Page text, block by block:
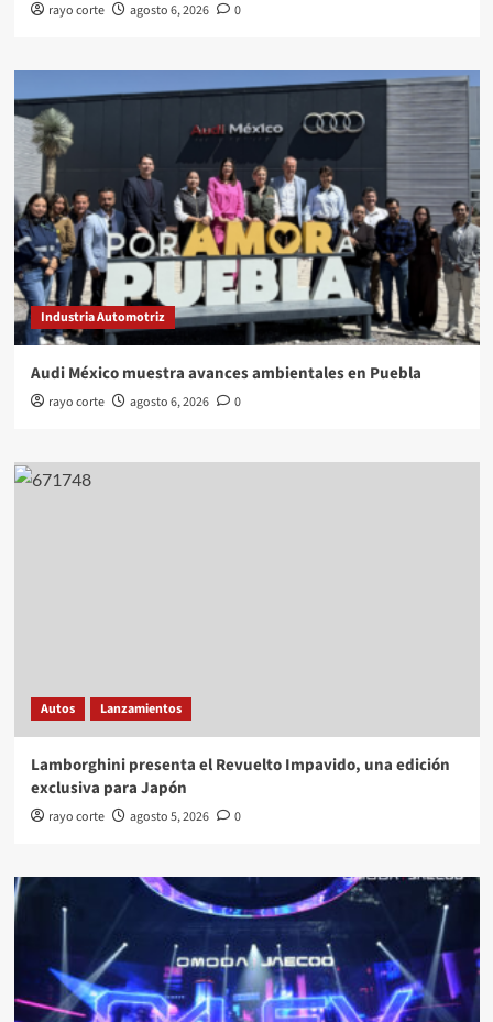
rayo corte agosto 6, 2026 0
Industria Automotriz
Audi México muestra avances ambientales en Puebla
rayo corte agosto 6, 2026 0
Autos Lanzamientos
Lamborghini presenta el Revuelto Impavido, una edición
exclusiva para Japón
rayo corte agosto 5, 2026 0